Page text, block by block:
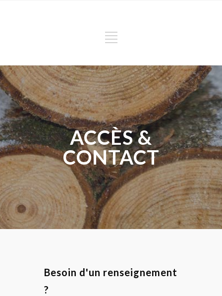
ACCÈS &
CONTACT
Besoin d'un renseignement
?